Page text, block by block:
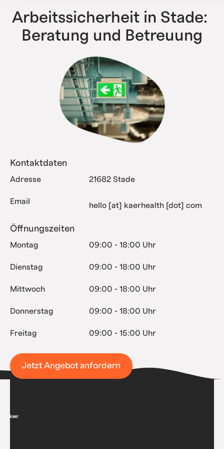
Arbeitssicherheit in Stade:
Beratung und Betreuung
Kontaktdaten
Adresse 21682 Stade
Email hello [at] kaerhealth [dot] com
Öffnungszeiten
Montag 09:00 - 18:00 Uhr
Dienstag 09:00 - 18:00 Uhr
Mittwoch 09:00 - 18:00 Uhr
Donnerstag 09:00 - 18:00 Uhr
Freitag 09:00 - 15:00 Uhr
Jetzt Angebot anfordern